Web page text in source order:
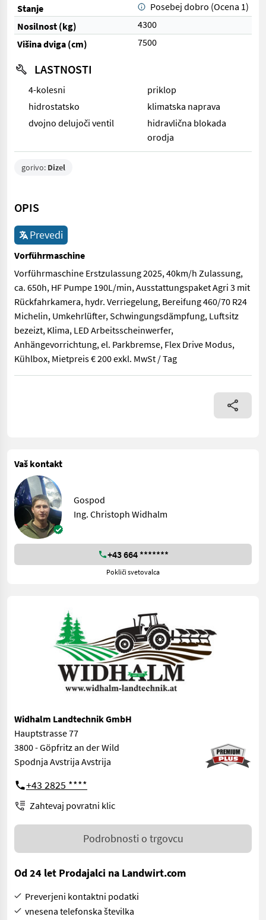
Stanje
Posebej dobro (Ocena 1)
Nosilnost (kg)
4300
Višina dviga (cm)
7500
LASTNOSTI
4-kolesni
priklop
hidrostatsko
klimatska naprava
dvojno delujoči ventil
hidravlična blokada
orodja
gorivo: Dizel
OPIS
Prevedi
Vorführmaschine
Vorführmaschine Erstzulassung 2025, 40km/h Zulassung,
ca. 650h, HF Pumpe 190L/min, Ausstattungspaket Agri 3 mit
Rückfahrkamera, hydr. Verriegelung, Bereifung 460/70 R24
Michelin, Umkehrlüfter, Schwingungsdämpfung, Luftsitz
bezeizt, Klima, LED Arbeitsscheinwerfer,
Anhängevorrichtung, el. Parkbremse, Flex Drive Modus,
Kühlbox, Mietpreis € 200 exkl. MwSt / Tag
Vorführmaschine Erstzulassung 2025, 40km/h Zulassung, ca.
Vaš kontakt
Gospod
Ing. Christoph Widhalm
+43 664 *******
Pokliči svetovalca
Widhalm Landtechnik GmbH
Hauptstrasse 77
3800 - Göpfritz an der Wild
Spodnja Avstrija Avstrija
+43 2825 ****
Zahtevaj povratni klic
Podrobnosti o trgovcu
Od 24 let Prodajalci na Landwirt.com
Preverjeni kontaktni podatki
vnesena telefonska številka